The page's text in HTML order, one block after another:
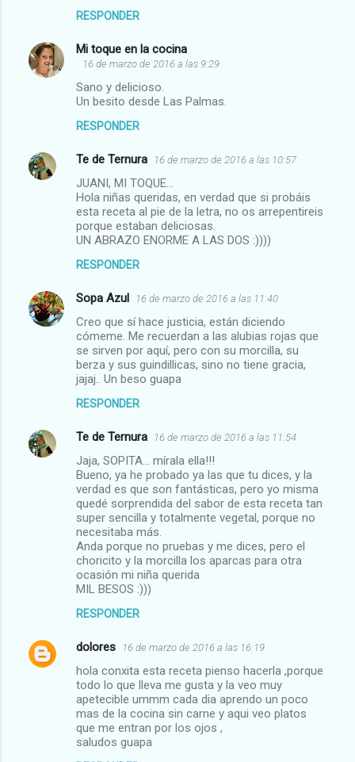
r
i
RESPONDER
Mi toque en la cocina
16 de marzo de 2016 a las 9:29
Sano y delicioso.
Un besito desde Las Palmas.
RESPONDER
Te de Ternura 16 de marzo de 2016 a las 10:57
JUANI, MI TOQUE...
Hola niñas queridas, en verdad que si probáis
esta receta al pie de la letra, no os arrepentireis
porque estaban deliciosas.
UN ABRAZO ENORME A LAS DOS :))))
RESPONDER
Sopa Azul 16 de marzo de 2016 a las 11:40
Creo que sí hace justicia, están diciendo
cómeme. Me recuerdan a las alubias rojas que
se sirven por aquí, pero con su morcilla, su
berza y sus guindillicas, sino no tiene gracia,
jajaj.. Un beso guapa
RESPONDER
Te de Ternura 16 de marzo de 2016 a las 11:54
Jaja, SOPITA... mírala ella!!!
Bueno, ya he probado ya las que tu dices, y la
verdad es que son fantásticas, pero yo misma
quedé sorprendida del sabor de esta receta tan
super sencilla y totalmente vegetal, porque no
necesitaba más.
Anda porque no pruebas y me dices, pero el
choricito y la morcilla los aparcas para otra
ocasión mi niña querida
MIL BESOS :)))
RESPONDER
dolores 16 de marzo de 2016 a las 16:19
hola conxita esta receta pienso hacerla ,porque
todo lo que lleva me gusta y la veo muy
apetecible ummm cada dia aprendo un poco
mas de la cocina sin carne y aqui veo platos
que me entran por los ojos ,
saludos guapa